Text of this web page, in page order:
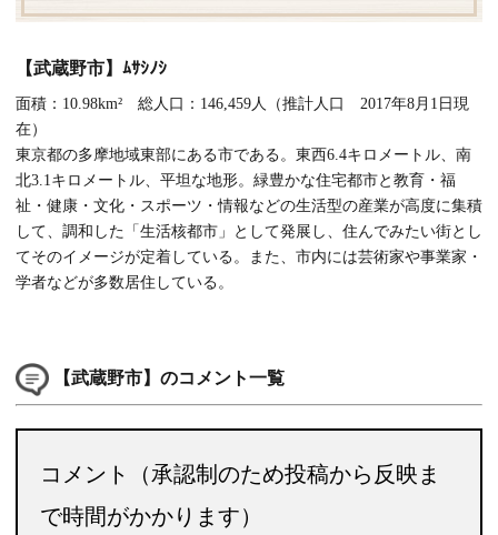
【武蔵野市】ﾑｻｼﾉｼ
面積：10.98km² 総人口：146,459人（推計人口 2017年8月1日現
在）
東京都の多摩地域東部にある市である。東西6.4キロメートル、南
北3.1キロメートル、平坦な地形。緑豊かな住宅都市と教育・福
祉・健康・文化・スポーツ・情報などの生活型の産業が高度に集積
して、調和した「生活核都市」として発展し、住んでみたい街とし
てそのイメージが定着している。また、市内には芸術家や事業家・
学者などが多数居住している。
【武蔵野市】のコメント一覧
コメント（承認制のため投稿から反映ま
で時間がかかります）